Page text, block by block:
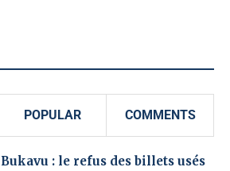
POPULAR COMMENTS
Bukavu : le refus des billets usés